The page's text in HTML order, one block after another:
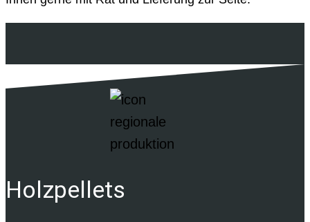
Holzpellets